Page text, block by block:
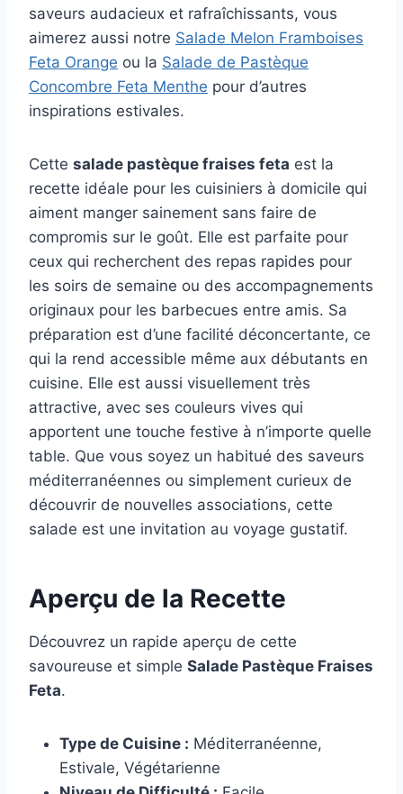
saveurs audacieux et rafraîchissants, vous
aimerez aussi notre Salade Melon Framboises
Feta Orange ou la Salade de Pastèque
Concombre Feta Menthe pour d’autres
inspirations estivales.
Cette salade pastèque fraises feta est la
recette idéale pour les cuisiniers à domicile qui
aiment manger sainement sans faire de
compromis sur le goût. Elle est parfaite pour
ceux qui recherchent des repas rapides pour
les soirs de semaine ou des accompagnements
originaux pour les barbecues entre amis. Sa
préparation est d’une facilité déconcertante, ce
qui la rend accessible même aux débutants en
cuisine. Elle est aussi visuellement très
attractive, avec ses couleurs vives qui
apportent une touche festive à n’importe quelle
table. Que vous soyez un habitué des saveurs
méditerranéennes ou simplement curieux de
découvrir de nouvelles associations, cette
salade est une invitation au voyage gustatif.
Aperçu de la Recette
Découvrez un rapide aperçu de cette
savoureuse et simple Salade Pastèque Fraises
Feta.
Type de Cuisine : Méditerranéenne,
Estivale, Végétarienne